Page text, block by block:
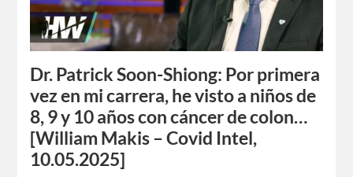
Dr. Patrick Soon-Shiong: Por primera
vez en mi carrera, he visto a niños de
8, 9 y 10 años con cáncer de colon…
[William Makis – Covid Intel,
10.05.2025]